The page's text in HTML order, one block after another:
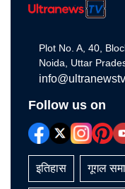
Plot No. A, 40,
Noida, Uttar
Follow us on
इतिहास गूगल